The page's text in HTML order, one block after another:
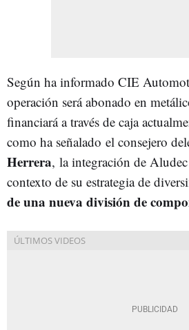
Según ha informado CIE
operación será abonado en
financiará a través de caja
como ha señalado el consejero
Herrera, la integración de
contexto de su estrategia de
de una nueva división de